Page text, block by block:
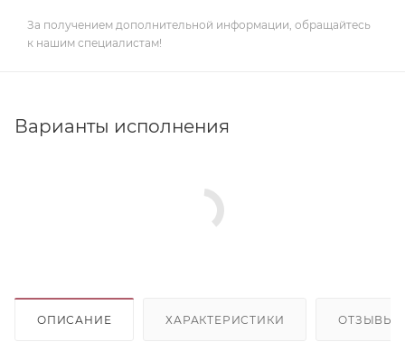
За получением дополнительной информации, обращайтесь
к нашим специалистам!
Варианты исполнения
ОПИСАНИЕ ХАРАКТЕРИСТИКИ ОТЗЫВЫ